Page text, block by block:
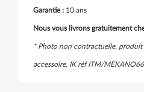
Garantie : 10 ans
Nous vous livrons gratuitement
* Photo non contractuelle, produit
accessoire, IK réf ITM/MEKANO66